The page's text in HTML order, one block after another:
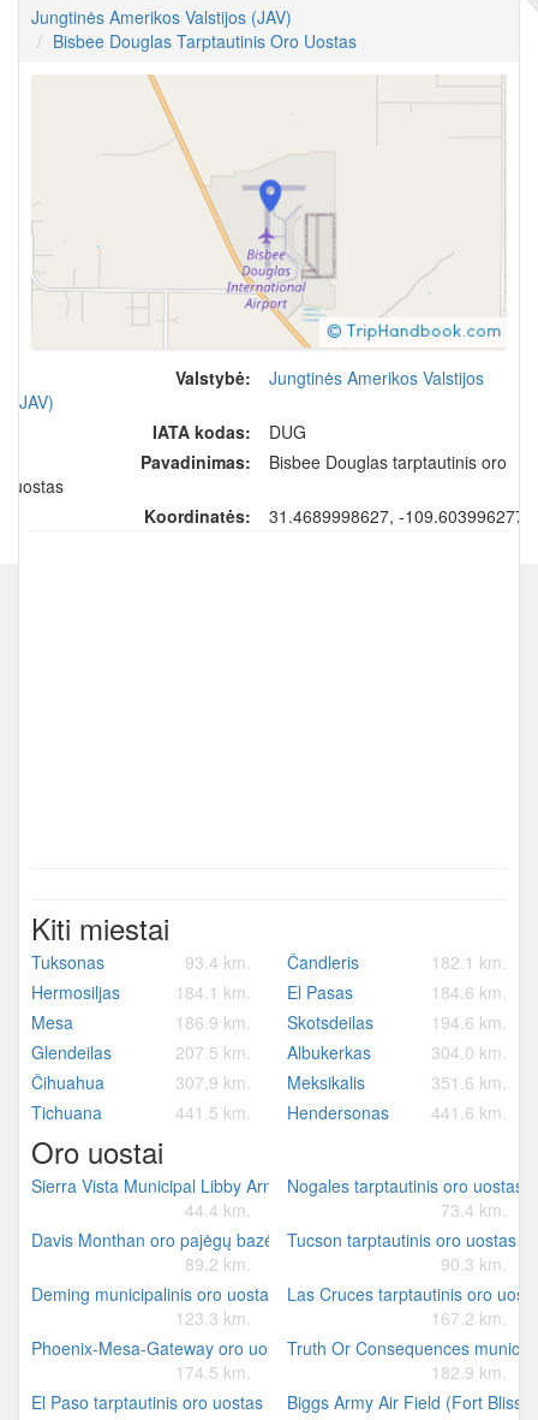
Jungtinės Amerikos Valstijos (JAV)
Bisbee Douglas Tarptautinis Oro Uostas
Valstybė:
Jungtinės Amerikos Valstijos
(JAV)
IATA kodas:
DUG
Pavadinimas:
Bisbee Douglas tarptautinis oro
uostas
Koordinatės:
31.4689998627, -109.603996277
Kiti miestai
Tuksonas 93.4 km. Čandleris
182.1 km.
Hermosiljas
184.1 km. El Pasas
184.6 km.
Mesa
186.9 km. Skotsdeilas
194.6 km.
Glendeilas
207.5 km. Albukerkas
304.0 km.
Čihuahua
307.9 km. Meksikalis
351.6 km.
Tichuana
441.5 km. Hendersonas 441.6 km.
Oro uostai
Sierra Vista Municipal Libby Army Air Field
44.4 km.
Nogales tarptautinis oro uostas
73.4 km.
Davis Monthan oro pajėgų bazė
89.2 km.
Tucson tarptautinis oro uostas
90.3 km.
Deming municipalinis oro uostas
123.3 km.
Las Cruces tarptautinis oro
167.2 km.
Phoenix-Mesa-Gateway oro uostas
174.5 km.
Truth Or Consequences
182.9 km.
El Paso tarptautinis oro uostas
Biggs Army Air Field (Fort Bliss)